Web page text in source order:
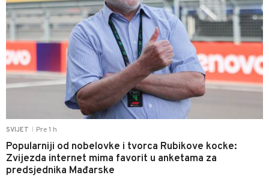
SVIJET Pre 1 h
Popularniji od nobelovke i tvorca Rubikove kocke:
Zvijezda internet mima favorit u anketama za
predsjednika Mađarske